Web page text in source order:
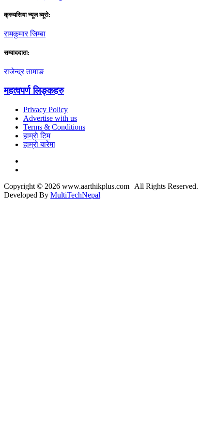
क्रुयसिया न्यूज व्यूराे:
रामकुमार जिम्बा
सम्वाददाता:
राजेन्द्र तामाङ
महत्वपर्ण लिङ्कहरु
Privacy Policy
Advertise with us
Terms & Conditions
हाम्राे टिम
हाम्राे बारेमा
Copyright © 2026 www.aarthikplus.com | All Rights Reserved.
Developed By MultiTechNepal